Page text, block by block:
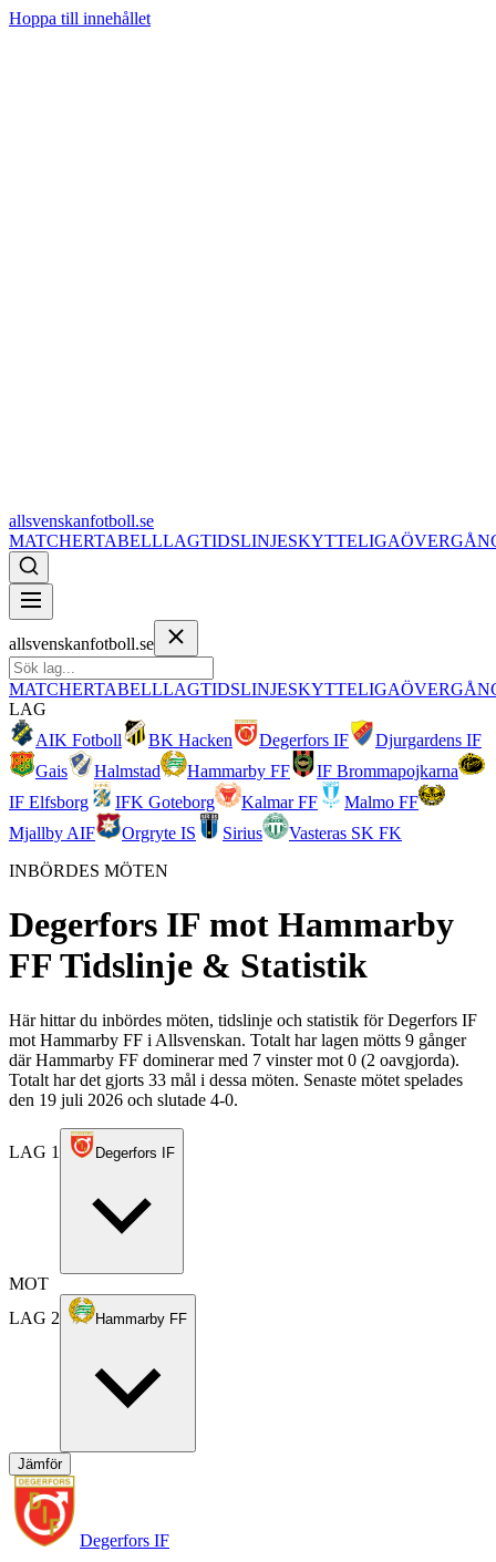
Hoppa till innehållet
allsvenskanfotboll.se
MATCHERTABELLLAGTIDSLINJESKYTTELIGA
allsvenskanfotboll.se
MATCHERTABELLLAGTIDSLINJESKYTTELIGA
LAG
AIK Fotboll
BK Hacken Degerfors IF
Djurgardens IF
Gais
Halmstad Hammarby FF
IF Brommapojkarna
IF Elfsborg
IFK Goteborg Kalmar FF
Malmo FF
Mjallby AIF
Orgryte IS Sirius
Vasteras SK FK
INBÖRDES MÖTEN
Degerfors IF mot Hammarby
FF Tidslinje & Statistik
Här hittar du inbördes möten, tidslinje och statistik för Degerfors IF
mot Hammarby FF i Allsvenskan. Totalt har lagen mötts 9 gånger
där Hammarby FF dominerar med 7 vinster mot 0 (2 oavgjorda).
Totalt har det gjorts 33 mål i dessa möten. Senaste mötet spelades
den 19 juli 2026 och slutade 4-0.
LAG 1 Degerfors IF
MOT
LAG 2
Hammarby FF
Jämför
Degerfors IF